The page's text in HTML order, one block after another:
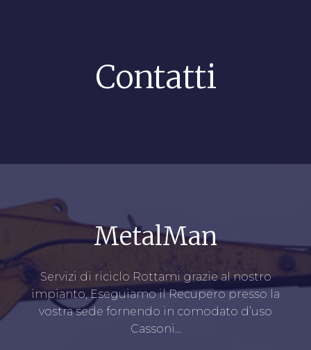
Contatti
MetalMan
Servizi di riciclo Rottami grazie al nostro
impianto, Eseguiamo il Recupero presso la
vostra sede fornendo in comodato d’uso
Cassoni…